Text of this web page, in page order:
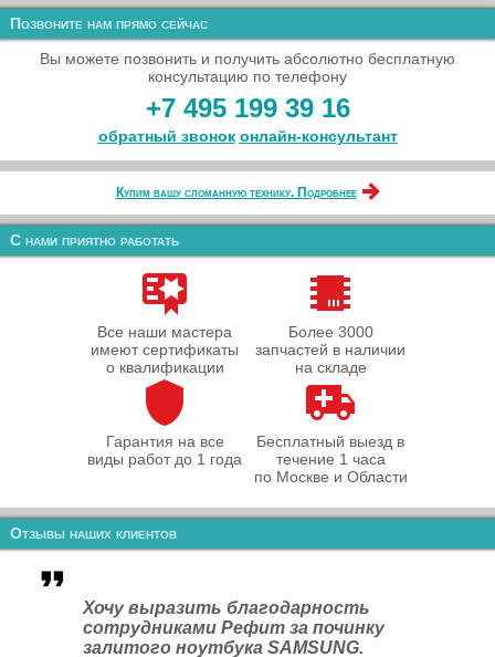
Позвоните нам прямо сейчас
Вы можете позвонить и получить абсолютно бесплатную
консультацию по телефону
+7 495 199 39 16
обратный звонок онлайн‑консультант
Купим вашу сломанную технику. Подробнее
С нами приятно работать
Все наши мастера
имеют сертификаты
о квалификации
Более 3000
запчастей в наличии
на складе
Гарантия на все
виды работ до 1 года
Бесплатный выезд в
течение 1 часа
по Москве и Области
Отзывы наших клиентов
Хочу выразить благодарность
сотрудниками Рефит за починку
залитого ноутбука SAMSUNG.